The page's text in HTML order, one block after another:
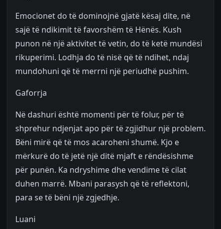
Emocionet do të dominojnë gjatë kësaj dite, në
sajë të ndikimit të favorshëm të Hënës. Kush
punon në një aktivitet të vetin, do të ketë mundësi
rikuperimi. Lodhja do të nisë që të ndihet, ndaj
mundohuni që të merrni një periudhë pushim.
Gaforrja
Në dashuri është momenti për të folur, për të
shprehur ndjenjat apo për të zgjidhur një problem.
Bëni mirë që të mos acaroheni shumë. Kjo e
mërkurë do të jetë një ditë mjaft e rëndësishme
për punën. Ka ndryshime dhe vendime të cilat
duhen marrë. Mbani parasysh që të reflektoni,
para se të bëni një zgjedhje.
Luani